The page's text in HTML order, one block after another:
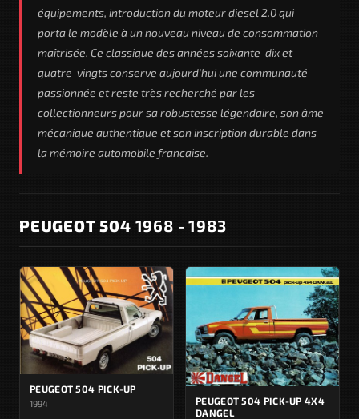
équipements, introduction du moteur diesel 2.0 qui
porta le modèle à un nouveau niveau de consommation
maîtrisée. Ce classique des années soixante-dix et
quatre-vingts conserve aujourd'hui une communauté
passionnée et reste très recherché par les
collectionneurs pour sa robustesse légendaire, son âme
mécanique authentique et son inscription durable dans
la mémoire automobile francaise.
PEUGEOT 504 1968 - 1983
PEUGEOT 504 PICK-UP
1994
PEUGEOT 504 PICK-UP 4X4
DANGEL